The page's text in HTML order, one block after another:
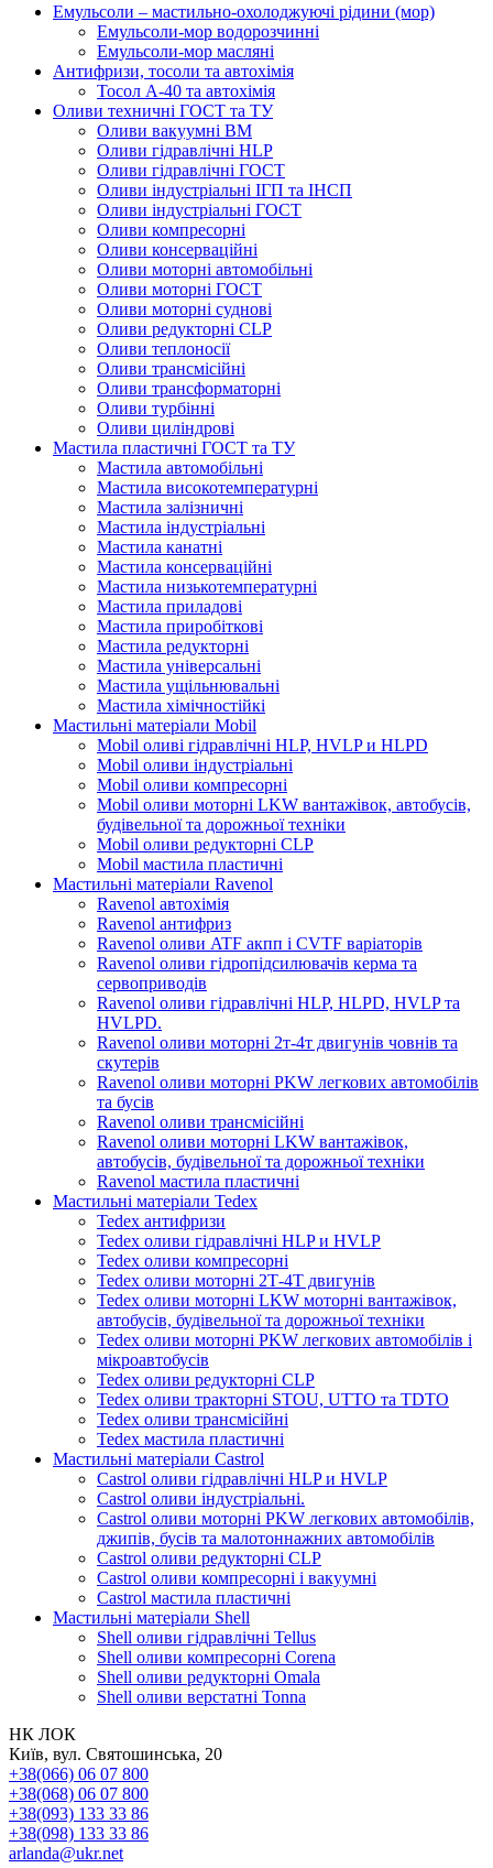
Емульсоли – мастильно-охолоджуючі рідини (мор)
Емульсоли-мор водорозчинні
Емульсоли-мор масляні
Антифризи, тосоли та автохімія
Тосол А-40 та автохімія
Оливи техничні ГОСТ та ТУ
Оливи вакуумні ВМ
Оливи гідравлічні HLP
Оливи гідравлічні ГОСТ
Оливи індустріальні ІГП та ІНСП
Оливи індустріальні ГОСТ
Оливи компресорні
Оливи консерваційні
Оливи моторні автомобільні
Оливи моторні ГОСТ
Оливи моторні суднові
Оливи редукторні CLP
Оливи теплоносії
Оливи трансмісійні
Оливи трансформаторні
Оливи турбінні
Оливи циліндрові
Мастила пластичні ГОСТ та ТУ
Мастила автомобільні
Мастила високотемпературні
Мастила залізничні
Мастила індустріальні
Мастила канатні
Мастила консерваційні
Мастила низькотемпературні
Мастила приладові
Мастила приробіткові
Мастила редукторні
Мастила універсальні
Мастила ущільнювальні
Мастила хімічностійкі
Мастильні матеріали Mobil
Mobil оливі гідравлічні HLP, HVLP и HLPD
Mobil оливи індустріальні
Mobil оливи компресорні
Mobil оливи моторні LKW вантажівок, автобусів,
будівельної та дорожньої техніки
Mobil оливи редукторні CLP
Mobil мастила пластичні
Мастильні матеріали Ravenol
Ravenol автохімія
Ravenol антифриз
Ravenol оливи ATF акпп і CVTF варіаторів
Ravenol оливи гідропідсилювачів керма та
сервоприводів
Ravenol оливи гідравлічні HLP, HLPD, HVLP та
HVLPD.
Ravenol оливи моторні 2т-4т двигунів човнів та
скутерів
Ravenol оливи моторні PKW легкових автомобілів
та бусів
Ravenol оливи трансмісійні
Ravenol оливи моторні LKW вантажівок,
автобусів, будівельної та дорожньої техніки
Ravenol мастила пластичні
Мастильні матеріали Tedex
Tedex антифризи
Tedex оливи гідравлічні HLP и HVLP
Tedex оливи компресорні
Tedex оливи моторні 2Т-4Т двигунів
Tedex оливи моторні LKW моторні вантажівок,
автобусів, будівельної та дорожньої техніки
Tedex оливи моторні PKW легкових автомобілів і
мікроавтобусів
Tedex оливи редукторні CLP
Tedex оливи тракторні STOU, UTTO та TDTO
Tedex оливи трансмісійні
Tedex мастила пластичні
Мастильні матеріали Castrol
Castrol оливи гідравлічні HLP и HVLP
Castrol оливи індустріальні.
Castrol оливи моторні PKW легкових автомобілів,
джипів, бусів та малотоннажних автомобілів
Castrol оливи редукторні CLP
Castrol оливи компресорні і вакуумні
Castrol мастила пластичні
Мастильні матеріали Shell
Shell оливи гідравлічні Tellus
Shell оливи компресорні Corena
Shell оливи редукторні Omala
Shell оливи верстатні Tonna
НК ЛОК
Київ, вул. Святошинська, 20
+38(066) 06 07 800
+38(068) 06 07 800
+38(093) 133 33 86
+38(098) 133 33 86
arlanda@ukr.net